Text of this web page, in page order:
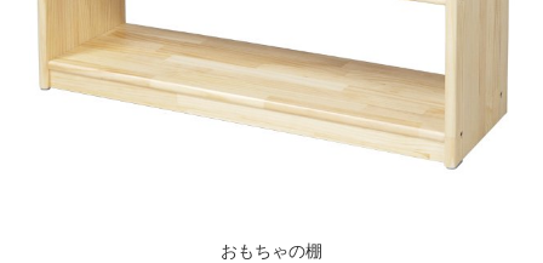
おもちゃの棚